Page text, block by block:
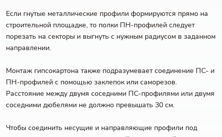
Если гнутые металлические профили формируются прямо на
строительной площадке, то полки ПН-профилей следует
порезать на секторы и выгнуть с нужным радиусом в заданном
направлении.
Монтаж гипсокартона также подразумевает соединение ПС- и
ПН-профилей с помощью заклепок или саморезов.
Расстояние между двумя соседними ПС-профилями или двумя
соседними дюбелями не должно превышать 30 см.
Чтобы соединить несущие и направляющие профили под